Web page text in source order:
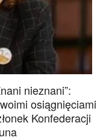
nieznani”:
osiągnięciami
Konfederacji